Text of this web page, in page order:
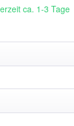
ca. 1-3 Tage